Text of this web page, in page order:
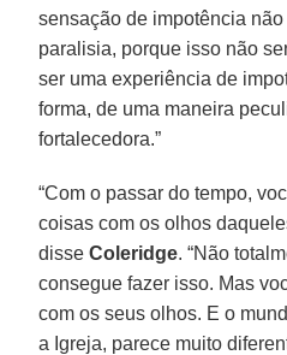
sensação de impotência
paralisia, porque isso não
ser uma experiência de
forma, de uma maneira
fortalecedora.”
“Com o passar do tempo,
coisas com os olhos
disseColeridge. “Não
consegue fazer isso. Mas
com os seus olhos. E o
a Igreja, parece muito